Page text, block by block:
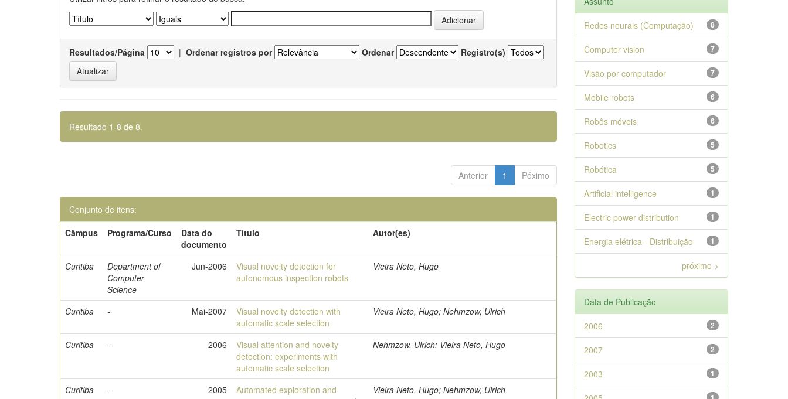
Resultados/Página | Ordenar registros por Ordenar Registro(s)
Resultado 1-8 de 8.
Anterior 1 Póximo
Conjunto de itens:
Câmpus
Programa/Curso
Data do
documento
Título Autor(es)
Curitiba
Department of
Computer
Science
Jun-2006
Visual novelty detection for
autonomous inspection robots
Vieira Neto, Hugo
Curitiba - Mai-2007
Visual novelty detection with
automatic scale selection
Vieira Neto, Hugo; Nehmzow, Ulrich
Curitiba - 2006
Visual attention and novelty
detection: experiments with
automatic scale selection
Nehmzow, Ulrich; Vieira Neto, Hugo
Curitiba - 2005
Automated exploration and
Vieira Neto, Hugo; Nehmzow, Ulrich
8
Redes neurais (Computação)
7
Computer vision
7
Visão por computador
6
Mobile robots
6
Robôs móveis
5
Robotics
5
Robótica
1
Artificial intelligence
1
Electric power distribution
1
Energia elétrica - Distribuição
próximo >
Data de Publicação
2
2006
2
2007
1
2003